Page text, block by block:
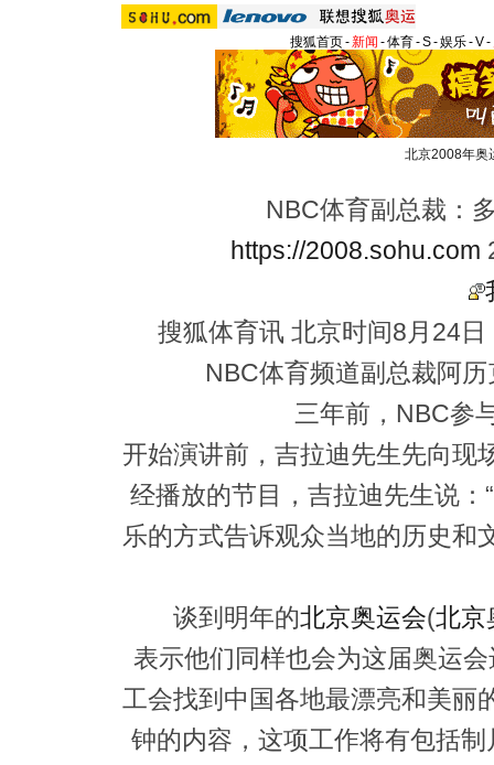
搜狐首页-新闻 -体育-S-娱乐-V-
北京2008年奥
NBC体育副总裁：
https://2008.sohu.com
搜狐体育讯 北京时间8月24日
NBC体育频道副总裁阿
三年前，NBC参与
开始演讲前，吉拉迪先生先向现
经播放的节目，吉拉迪先生说
乐的方式告诉观众当地的历史和
谈到明年的北京奥运会(北京
表示他们同样也会为这届奥运
工会找到中国各地最漂亮和美丽
钟的内容，这项工作将有包括